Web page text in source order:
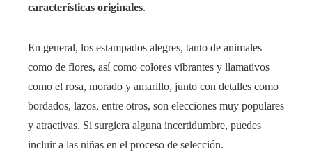
características originales.
En general, los estampados alegres, tanto de animales
como de flores, así como colores vibrantes y llamativos
como el rosa, morado y amarillo, junto con detalles como
bordados, lazos, entre otros, son elecciones muy populares
y atractivas. Si surgiera alguna incertidumbre, puedes
incluir a las niñas en el proceso de selección.